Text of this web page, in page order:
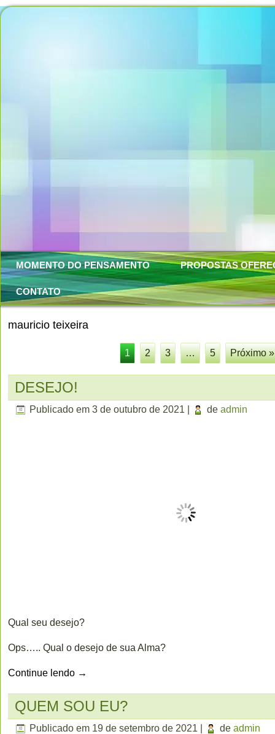
MOMENTO DO PENSAMENTO PROPOSTAS
CONTATO
mauricio teixeira
1 2 3 … 5 Próximo »
DESEJO!
Publicado em 3 de outubro de 2021 de admin
Qual seu desejo?
Ops….. Qual o desejo de sua Alma?
Continue lendo →
QUEM SOU EU?
Publicado em 19 de setembro de 2021 de admin